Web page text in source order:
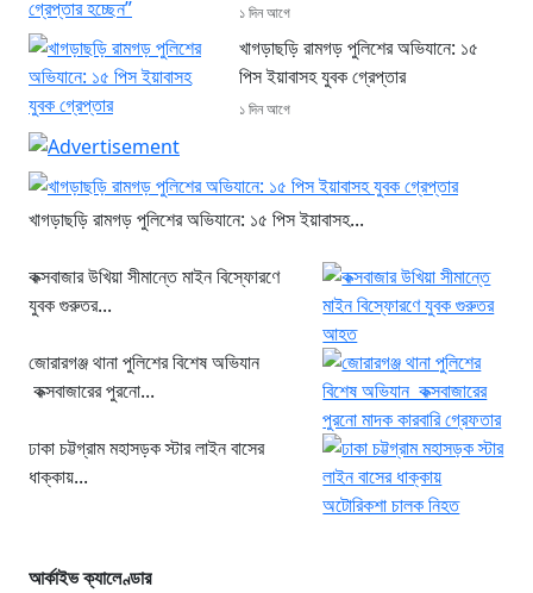
১ দিন আগে
খাগড়াছড়ি রামগড় পুলিশের অভিযানে: ১৫
পিস ইয়াবাসহ যুবক গ্রেপ্তার
১ দিন আগে
খাগড়াছড়ি রামগড় পুলিশের অভিযানে: ১৫ পিস ইয়াবাসহ...
কক্সবাজার উখিয়া সীমান্তে মাইন বিস্ফোরণে
যুবক গুরুতর...
জোরারগঞ্জ থানা পুলিশের বিশেষ অভিযান
কক্সবাজারের পুরনো...
ঢাকা চট্টগ্রাম মহাসড়ক স্টার লাইন বাসের
ধাক্কায়...
আর্কাইভ ক্যালেণ্ডার